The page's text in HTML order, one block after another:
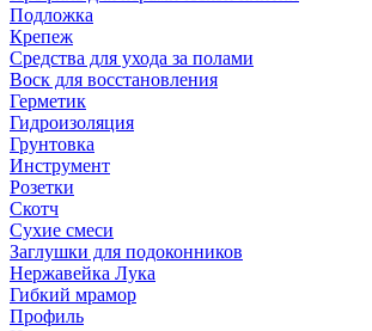
Подложка
Крепеж
Средства для ухода за полами
Воск для восстановления
Герметик
Гидроизоляция
Грунтовка
Инструмент
Розетки
Скотч
Сухие смеси
Заглушки для подоконников
Нержавейка Лука
Гибкий мрамор
Профиль